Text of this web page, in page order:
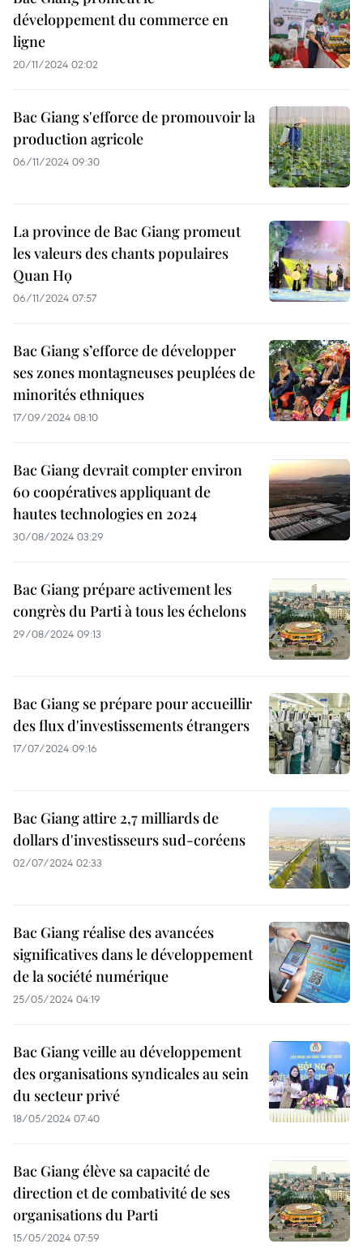
développement du commerce en
ligne
20/11/2024 02:02
Bac Giang s'efforce de promouvoir la
production agricole
06/11/2024 09:30
La province de Bac Giang promeut
les valeurs des chants populaires
Quan Họ
06/11/2024 07:57
Bac Giang s’efforce de développer
ses zones montagneuses peuplées de
minorités ethniques
17/09/2024 08:10
Bac Giang devrait compter environ
60 coopératives appliquant de
hautes technologies en 2024
30/08/2024 03:29
Bac Giang prépare activement les
congrès du Parti à tous les échelons
29/08/2024 09:13
Bac Giang se prépare pour accueillir
des flux d'investissements étrangers
17/07/2024 09:16
Bac Giang attire 2,7 milliards de
dollars d'investisseurs sud-coréens
02/07/2024 02:33
Bac Giang réalise des avancées
significatives dans le développement
de la société numérique
25/05/2024 04:19
Bac Giang veille au développement
des organisations syndicales au sein
du secteur privé
18/05/2024 07:40
Bac Giang élève sa capacité de
direction et de combativité de ses
organisations du Parti
15/05/2024 07:59